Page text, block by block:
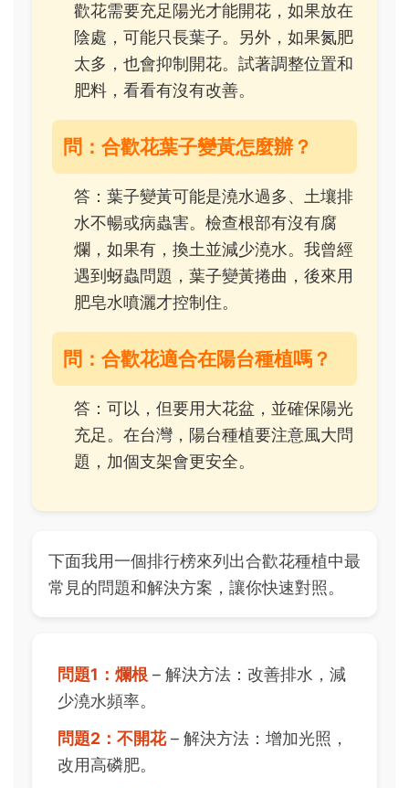
歡花需要充足陽光才能開花，如果放在
陰處，可能只長葉子。另外，如果氮肥
太多，也會抑制開花。試著調整位置和
肥料，看看有沒有改善。
問：合歡花葉子變黃怎麼辦？
答：葉子變黃可能是澆水過多、土壤排
水不暢或病蟲害。檢查根部有沒有腐
爛，如果有，換土並減少澆水。我曾經
遇到蚜蟲問題，葉子變黃捲曲，後來用
肥皂水噴灑才控制住。
問：合歡花適合在陽台種植嗎？
答：可以，但要用大花盆，並確保陽光
充足。在台灣，陽台種植要注意風大問
題，加個支架會更安全。
下面我用一個排行榜來列出合歡花種植中最
常見的問題和解決方案，讓你快速對照。
問題1：爛根 – 解決方法：改善排水，減
少澆水頻率。
問題2：不開花– 解決方法：增加光照，
改用高磷肥。